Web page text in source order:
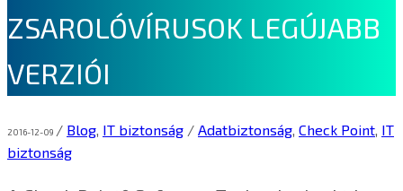
ZSAROLÓVÍRUSOK LEGÚJABB
VERZIÓI
2016-12-09 / Blog, IT biztonság / Adatbiztonság, Check Point, IT
biztonság